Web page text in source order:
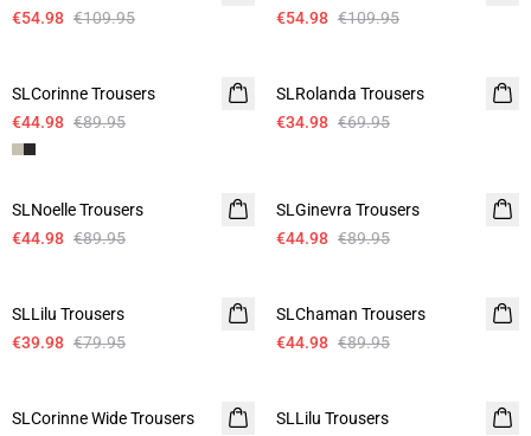
€54.98 €109.95
€54.98 €109.95
SLCorinne Trousers
€44.98 €89.95
SLRolanda Trousers
€34.98 €69.95
-50%
SLNoelle Trousers
€44.98 €89.95
SLGinevra Trousers
€44.98 €89.95
SLLilu Trousers
€39.98 €79.95
SLChaman Trousers
€44.98 €89.95
SLCorinne Wide Trousers
SLLilu Trousers